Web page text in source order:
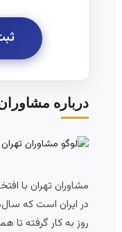
درباره
مشاوران تهران با
در ایران است که
روز به کار گرفته تا